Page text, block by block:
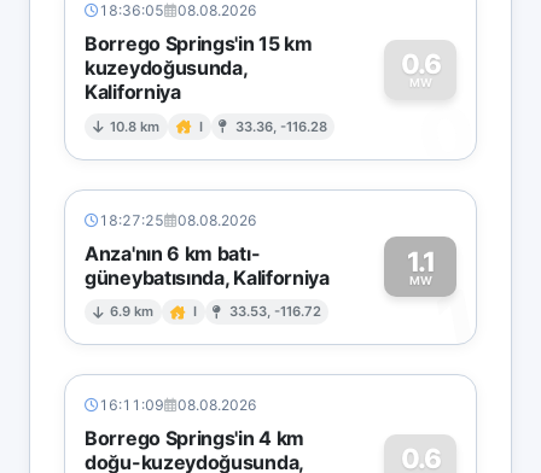
18:36:05 08.08.2026
Borrego Springs'in 15 km
kuzeydoğusunda,
Kaliforniya
10.8 km I 33.36, -116.28
0.6
MW
0
18:27:25 08.08.2026
Anza'nın 6 km batı-
güneybatısında, Kaliforniya
6.9 km I 33.53, -116.72
1.1
MW1
16:11:09 08.08.2026
Borrego Springs'in 4 km
doğu-kuzeydoğusunda,
0.6